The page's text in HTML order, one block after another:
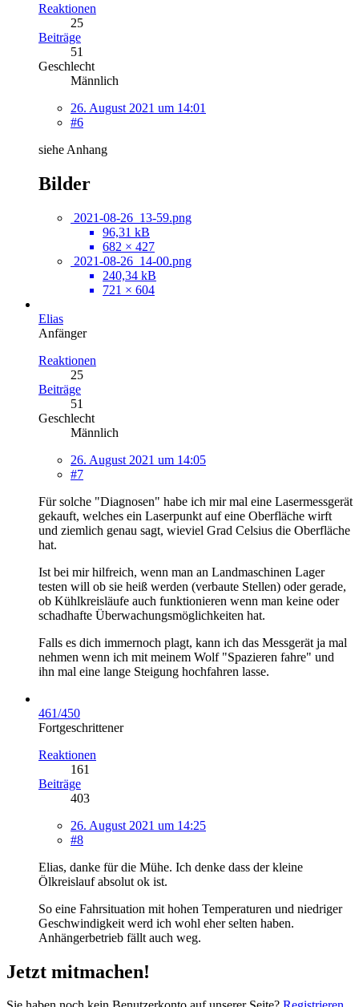
Reaktionen
25
Beiträge
51
Geschlecht
Männlich
26. August 2021 um 14:01
#6
siehe Anhang
Bilder
2021-08-26_13-59.png
96,31 kB
682 × 427
2021-08-26_14-00.png
240,34 kB
721 × 604
Elias
Anfänger
Reaktionen
25
Beiträge
51
Geschlecht
Männlich
26. August 2021 um 14:05
#7
Für solche "Diagnosen" habe ich mir mal eine Lasermessgerät
gekauft, welches ein Laserpunkt auf eine Oberfläche wirft
und ziemlich genau sagt, wieviel Grad Celsius die Oberfläche
hat.
Ist bei mir hilfreich, wenn man an Landmaschinen Lager
testen will ob sie heiß werden (verbaute Stellen) oder gerade,
ob Kühlkreisläufe auch funktionieren wenn man keine oder
schadhafte Überwachungsmöglichkeiten hat.
Falls es dich immernoch plagt, kann ich das Messgerät ja mal
nehmen wenn ich mit meinem Wolf "Spazieren fahre" und
ihn mal eine lange Steigung hochfahren lasse.
461/450
Fortgeschrittener
Reaktionen
161
Beiträge
403
26. August 2021 um 14:25
#8
Elias, danke für die Mühe. Ich denke dass der kleine
Ölkreislauf absolut ok ist.
So eine Fahrsituation mit hohen Temperaturen und niedriger
Geschwindigkeit werd ich wohl eher selten haben.
Anhängerbetrieb fällt auch weg.
Jetzt mitmachen!